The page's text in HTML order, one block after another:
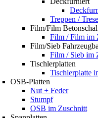
Treppen /
Film/Film
Film / Film im
Film/Sieb
Film / Sieb im
Tischlerplatten
Tischlerplatte
OSB-Platten
Nut + Feder
Stumpf
OSB im Zuschnitt